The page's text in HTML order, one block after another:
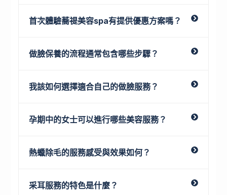
首次體驗蕎禔美容spa有提供優惠方案嗎？
做臉保養的流程通常包含哪些步驟？
我該如何選擇適合自己的做臉服務？
孕期中的女士可以進行哪些美容服務？
熱蠟除毛的服務感受與效果如何？
采耳服務的特色是什麼？